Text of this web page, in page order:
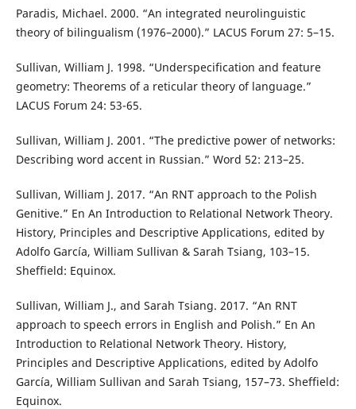
Paradis, Michael. 2000. “An integrated neurolinguistic
theory of bilingualism (1976–2000).” LACUS Forum 27: 5–15.
Sullivan, William J. 1998. “Underspecification and feature
geometry: Theorems of a reticular theory of language.”
LACUS Forum 24: 53-65.
Sullivan, William J. 2001. “The predictive power of networks:
Describing word accent in Russian.” Word 52: 213–25.
Sullivan, William J. 2017. “An RNT approach to the Polish
Genitive.” En An Introduction to Relational Network Theory.
History, Principles and Descriptive Applications, edited by
Adolfo García, William Sullivan & Sarah Tsiang, 103–15.
Sheffield: Equinox.
Sullivan, William J., and Sarah Tsiang. 2017. “An RNT
approach to speech errors in English and Polish.” En An
Introduction to Relational Network Theory. History,
Principles and Descriptive Applications, edited by Adolfo
García, William Sullivan and Sarah Tsiang, 157–73. Sheffield:
Equinox.